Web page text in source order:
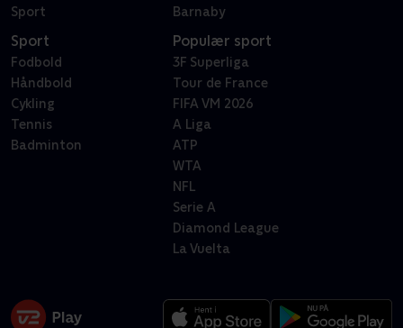
Sport
Barnaby
Sport
Fodbold
Håndbold
Cykling
Tennis
Badminton
Populær sport
3F Superliga
Tour de France
FIFA VM 2026
A Liga
ATP
WTA
NFL
Serie A
Diamond League
La Vuelta